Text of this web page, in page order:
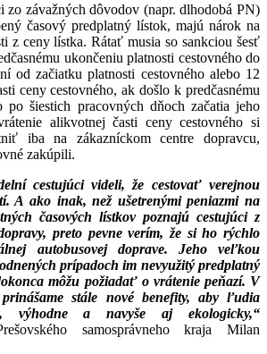
zo závažných dôvodov (napr. dlhodobá PN)
časový predplatný lístok, majú nárok na
z ceny lístka. Rátať musia so sankciou šesť
ukončeniu platnosti cestovného do
od začiatku platnosti cestovného alebo 12
ceny cestovného, ak došlo k predčasnému
po šiestich pracovných dňoch začatia jeho
alikvotnej časti ceny cestovného si
iba na zákazníckom centre dopravcu,
zakúpili.
cestujúci videli, že cestovať verejnou
A ako inak, než ušetrenými peniazmi na
časových lístkov poznajú cestujúci z
preto pevne verím, že si ho rýchlo
autobusovej doprave. Jeho veľkou
prípadoch im nevyužitý predplatný
môžu požiadať o vrátenie peňazí. V
stále nové benefity, aby ľudia
výhodne a navyše aj ekologicky,“
samosprávneho kraja Milan